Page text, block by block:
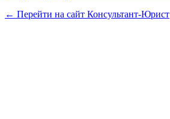
← Перейти на сайт Консультант-Юрист